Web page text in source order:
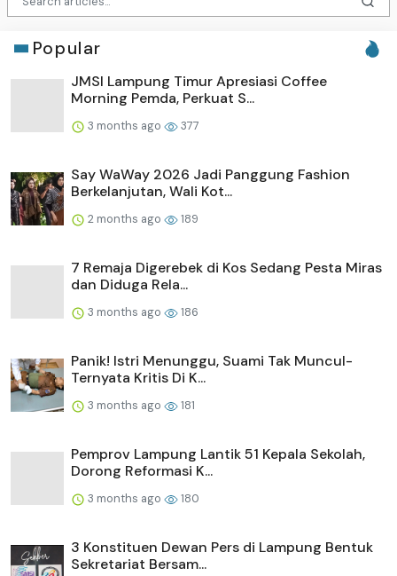
Popular
JMSI Lampung Timur Apresiasi Coffee
Morning Pemda, Perkuat S...
3 months ago 377
Say WaWay 2026 Jadi Panggung Fashion
Berkelanjutan, Wali Kot...
2 months ago 189
7 Remaja Digerebek di Kos Sedang Pesta Miras
dan Diduga Rela...
3 months ago 186
Panik! Istri Menunggu, Suami Tak Muncul-
Ternyata Kritis Di K...
3 months ago 181
Pemprov Lampung Lantik 51 Kepala Sekolah,
Dorong Reformasi K...
3 months ago 180
3 Konstituen Dewan Pers di Lampung Bentuk
Sekretariat Bersam...